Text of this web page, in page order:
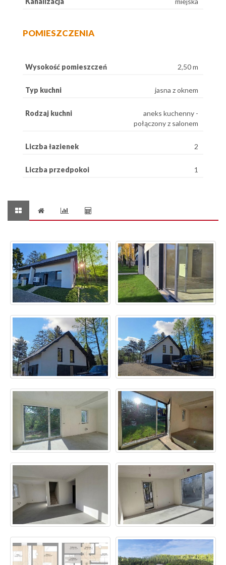
POMIESZCZENIA
Wysokość pomieszczeń 2,50 m
Typ kuchni jasna z oknem
Rodzaj kuchni
aneks kuchenny -
połączony z salonem
Liczba łazienek 2
Liczba przedpokoi 1